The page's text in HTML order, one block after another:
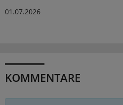
01.07.2026
KOMMENTARE